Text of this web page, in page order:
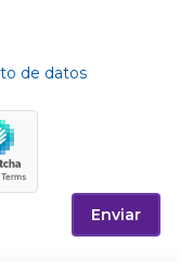
de datos
Enviar